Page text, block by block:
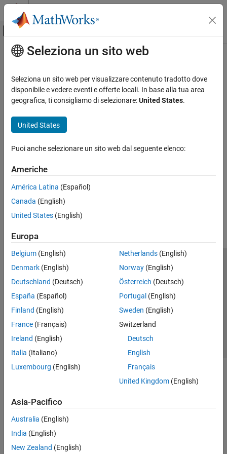
Vai al contenuto
Attiva/disattiva menu di navigazione
Pagina iniziale della documentazione
Contenuto principale
How useful was this information?
Seleziona un sito web
Seleziona un sito web per visualizzare contenuto tradotto dove
disponibile e vedere eventi e offerte locali. In base alla tua area
geografica, ti consigliamo di selezionare:United States.
United States
Puoi anche selezionare un sito web dal seguente elenco:
Americhe
América Latina (Español)
Canada (English)
United States (English)
Europa
Belgium (English)
Denmark (English)
Deutschland (Deutsch)
España (Español)
Finland (English)
France (Français)
Ireland (English)
Italia (Italiano)
Luxembourg (English)
Netherlands(English)
Norway(English)
Österreich (Deutsch)
Portugal (English)
Sweden (English)
Switzerland
Deutsch
English
Français
United Kingdom(English)
Asia-Pacifico
Australia (English)
India (English)
New Zealand (English)
Centro di fiducia
Informativa sulla privacy
Antipirateria
Stato dell'applicazione
Contatti
© 1994-2026 The MathWorks, Inc.